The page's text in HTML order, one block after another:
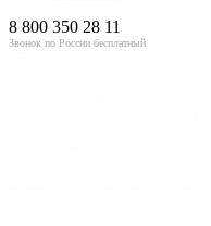
8 800 350 28 11
Звонок по России бесплатный